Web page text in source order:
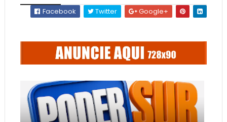
Facebook
Twitter Google+